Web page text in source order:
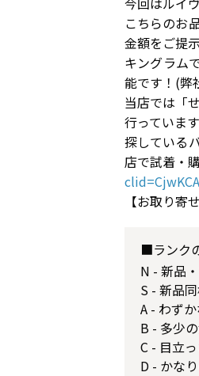
こちらのお
金額をご提
キングラム
能です！(弊
当店では「
行っていま
探している
店で試着・
【お取り寄
■ランク
N - 新品
S - 新品
A - わず
B - 多少
C - 目立
D - かな